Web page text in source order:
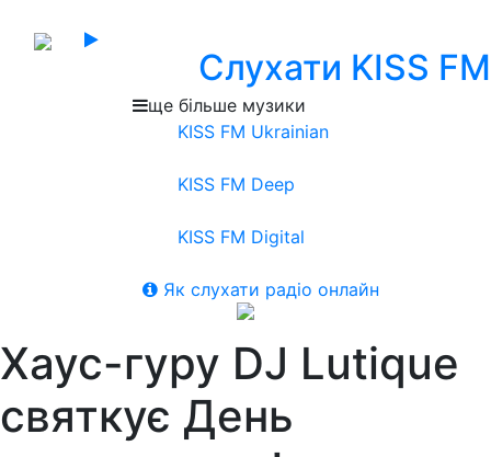
Слухати KISS FM
ще більше музики
KISS FM Ukrainian
KISS FM Deep
KISS FM Digital
Як слухати радіо онлайн
Хаус-гуру DJ Lutique
святкує День